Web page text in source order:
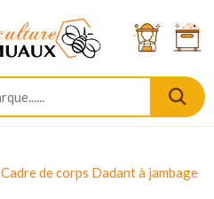
Cadre de corps Dadant à jambage